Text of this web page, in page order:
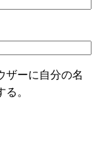
ザーに自分の名
。